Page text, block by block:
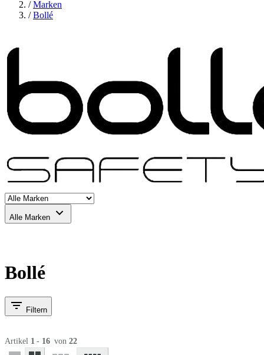
/ Marken
/ Bollé
Alle Marken
Bollé
Filtern
Artikel 1 - 16 von 22